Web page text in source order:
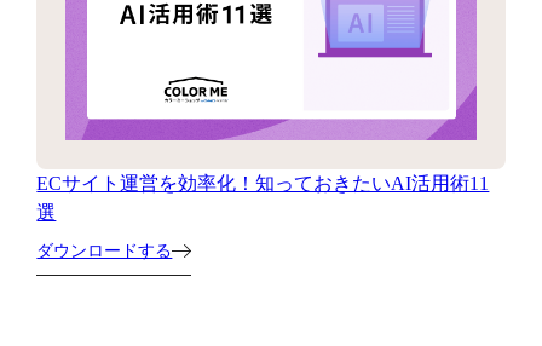
ECサイト運営を効率化！知っておきたいAI活用術11
選
ダウンロードする